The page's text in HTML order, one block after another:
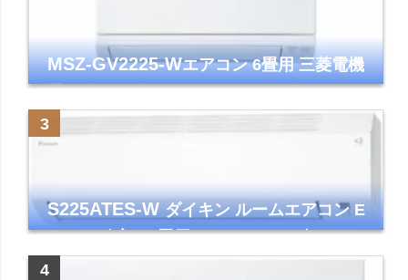
MSZ-GV2225-Wエアコン 6畳用 三菱電機
霧ヶ峰 2025年モデル GVシリーズ ピュアホ
ワイト 清潔 除湿 単相100V
S225ATES-Wダイキン ルームエアコン E
シリーズ 主に6畳用 ホワイト 2025年モデル